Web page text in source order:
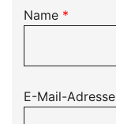
Name *
E-Mail-Adresse